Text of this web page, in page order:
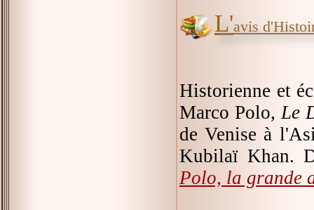
L'avis
Historienne et
Marco Polo,Le
de Venise à
Kubilaï Khan.
Polo, la grande